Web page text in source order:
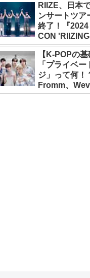
RIIZE、日本
ンサートツア
終了！『
CON
JAPAN
知公演ライブ
ォンビンの
ク？ ソヒが
「僕じゃない
【K-POPの
「プライベ
ジ」って何！
Fromm、
り方を紹介